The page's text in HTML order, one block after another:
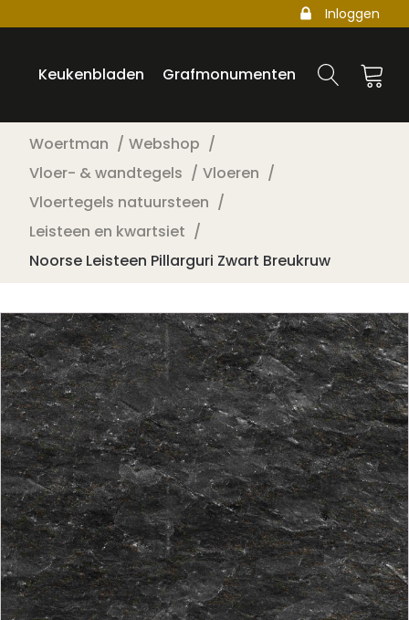
Inloggen
Keukenbladen Grafmonumenten
Woertman
Webshop
Vloer- & wandtegels
Vloeren
Vloertegels natuursteen
Leisteen en kwartsiet
Noorse Leisteen Pillarguri Zwart Breukruw